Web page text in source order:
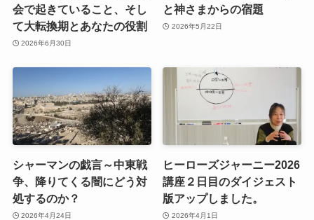
会で起きていること、そし
て大転換期とあなたの役割
2026年6月30日
と神さまからの宿題
2026年5月22日
シャーマンの戯言～中東戦
争、降りてくる闇にどう対
処するのか？
2026年4月24日
ヒーローズジャーニー2026
講座２日目のダイジェスト
版アップしました。
2026年4月1日